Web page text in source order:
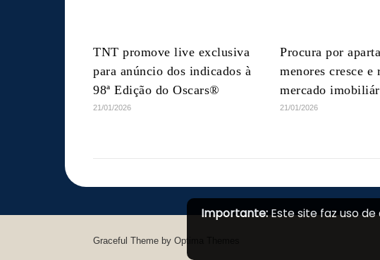
TNT promove live exclusiva
para anúncio dos indicados à
98ª Edição do Oscars®
21/01/2026
Procura por
menores cresce e
mercado
21/01/2026
Graceful Theme by Optima Themes
Importante: Este site faz uso